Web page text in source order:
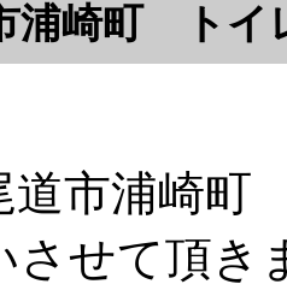
浦崎町 トイ
道市浦崎
させて頂き